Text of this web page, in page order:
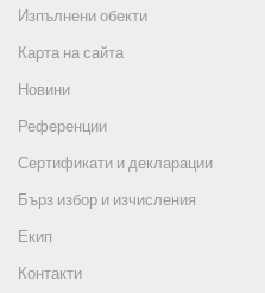
Изпълнени обекти
Карта на сайта
Новини
Референции
Сертификати и декларации
Бърз избор и изчисления
Екип
Контакти